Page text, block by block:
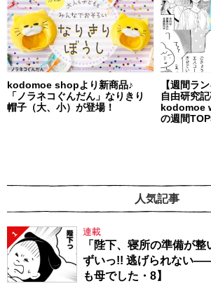
kodomoe shopより新商品♪
「ノラネコぐんだん」なりきり
帽子（大、小）が登場！
【週間ラ
自由研究
kodomoe
の週間
人気記事
1 連載
「陛下、寝所の準備が
ずいっ!! 逃げられない
も母でした・8】